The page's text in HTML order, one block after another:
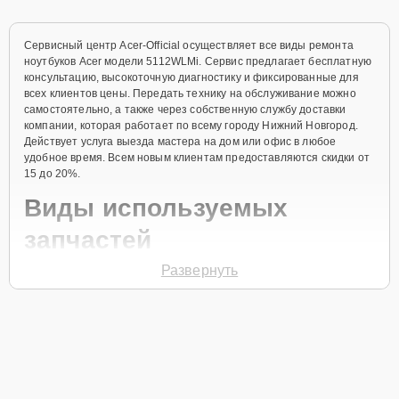
Сервисный центр Acer-Official осуществляет все виды ремонта
ноутбуков Acer модели 5112WLMi. Сервис предлагает бесплатную
консультацию, высокоточную диагностику и фиксированные для
всех клиентов цены. Передать технику на обслуживание можно
самостоятельно, а также через собственную службу доставки
компании, которая работает по всему городу Нижний Новгород.
Действует услуга выезда мастера на дом или офис в любое
удобное время. Всем новым клиентам предоставляются скидки от
15 до 20%.
Виды используемых
запчастей
Для ремонта ноутбука модели 5112WLMi предлагаются как
Развернуть